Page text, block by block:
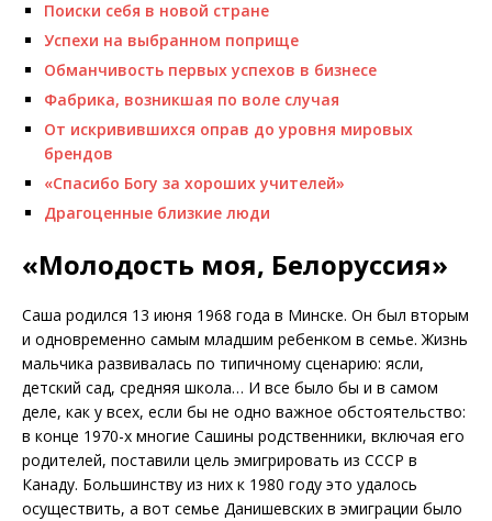
Поиски себя в новой стране
Успехи на выбранном поприще
Обманчивость первых успехов в бизнесе
Фабрика, возникшая по воле случая
От искривившихся оправ до уровня мировых
брендов
«Спасибо Богу за хороших учителей»
Драгоценные близкие люди
«Молодость моя, Белоруссия»
Саша родился 13 июня 1968 года в Минске. Он был вторым
и одновременно самым младшим ребенком в семье. Жизнь
мальчика развивалась по типичному сценарию: ясли,
детский сад, средняя школа… И все было бы и в самом
деле, как у всех, если бы не одно важное обстоятельство:
в конце 1970-х многие Сашины родственники, включая его
родителей, поставили цель эмигрировать из СССР в
Канаду. Большинству из них к 1980 году это удалось
осуществить, а вот семье Данишевских в эмиграции было